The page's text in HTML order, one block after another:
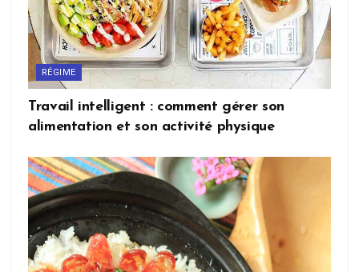
RÉGIME
Travail intelligent : comment gérer son
alimentation et son activité physique